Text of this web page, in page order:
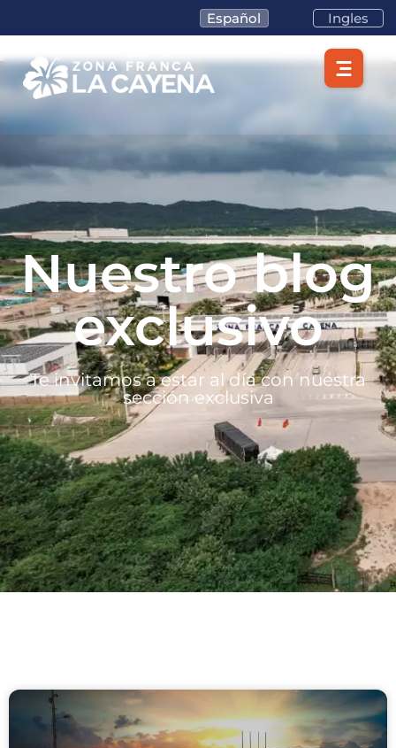
Español Ingles
Lotes/Bodegas
Nuestro blog
exclusivo
Te invitamos a estar al día con nuestra
sección exclusiva